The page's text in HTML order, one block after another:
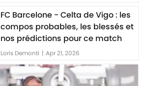
FC Barcelone - Celta de Vigo : les
compos probables, les blessés et
nos prédictions pour ce match
Loris Demonti | Apr 21, 2026